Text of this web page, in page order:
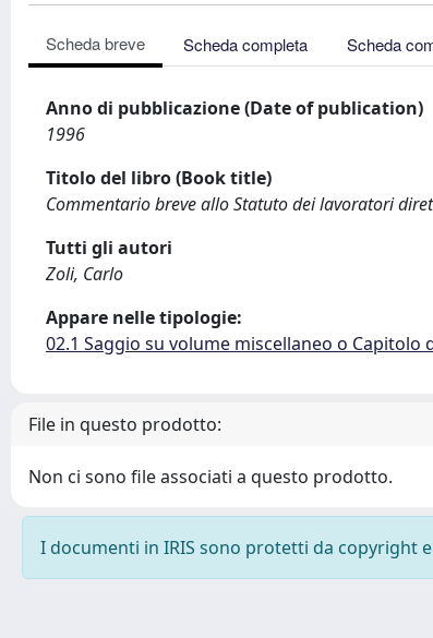
Scheda breve Scheda completa Scheda
Anno di pubblicazione (Date of publication)
1996
Titolo del libro (Book title)
Commentario breve allo Statuto dei lavoratori
Tutti gli autori
Zoli, Carlo
Appare nelle tipologie:
02.1 Saggio su volume miscellaneo o Capitolo
File in questo prodotto:
Non ci sono file associati a questo prodotto.
I documenti in IRIS sono protetti da copyright